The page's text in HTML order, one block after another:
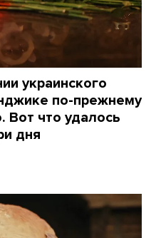
украинского
по-прежнему
Вот что удалось
дня